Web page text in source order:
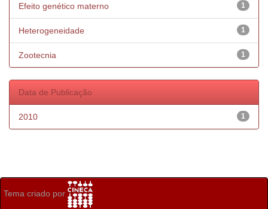
1
Efeito genético materno
1
Heterogeneidade
1
Zootecnia
Data de Publicação
1
2010
Tema criado por